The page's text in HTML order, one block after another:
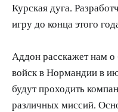
Курская дуга.
игру до конца этого
Аддон расскажет нам
войск в Нормандии в
будут проходить
различных миссий.